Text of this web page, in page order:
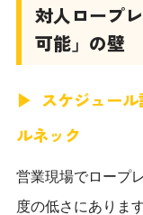
対人ロープ
可能」の壁
スケジュー
ルネック
営業現場でロープ
度の低さにありま